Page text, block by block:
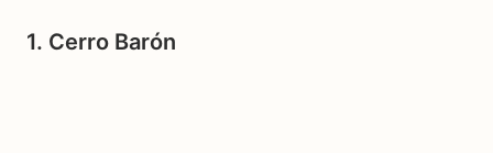
1. Cerro Barón